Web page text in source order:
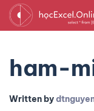
ham-
Written by